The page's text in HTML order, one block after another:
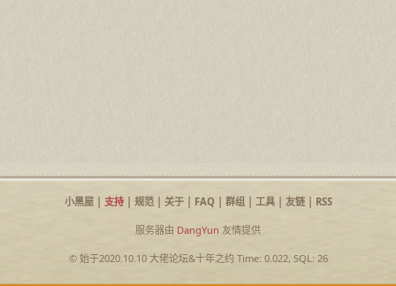
小黑屋| 支持| 规范| 关于| FAQ| 群组| 工具| 友链| RSS
服务器由 DangYun 友情提供
© 始于2020.10.10 大佬论坛&十年之约Time: 0.022, SQL: 26